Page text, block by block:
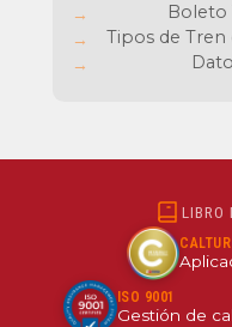
Boleto
Tipos de Tren
LIBRO
ISO 9001
Gestión de